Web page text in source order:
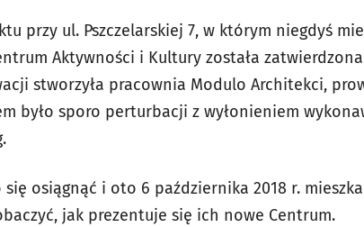
przy ul. Pszczelarskiej 7, w którym niegdyś
Aktywności i Kultury została
stworzyła pracownia Modulo Architekci,
było sporo perturbacji z wyłonieniem
się osiągnąć i oto 6 października 2018 r.
jak prezentuje się ich nowe Centrum.